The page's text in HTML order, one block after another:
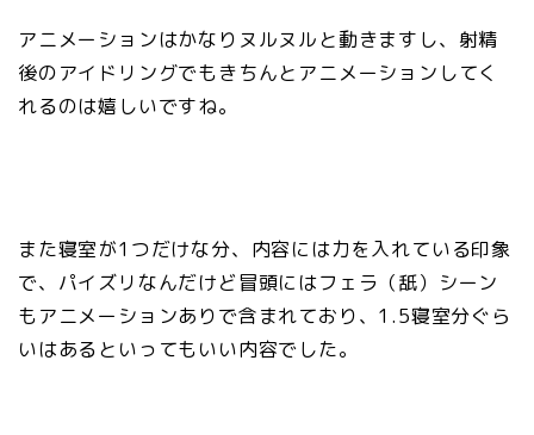
アニメーションはかなりヌルヌルと動きますし、射精
後のアイドリングでもきちんとアニメーションしてく
れるのは嬉しいですね。
また寝室が1つだけな分、内容には力を入れている印象
で、パイズリなんだけど冒頭にはフェラ（舐）シーン
もアニメーションありで含まれており、1.5寝室分ぐら
いはあるといってもいい内容でした。